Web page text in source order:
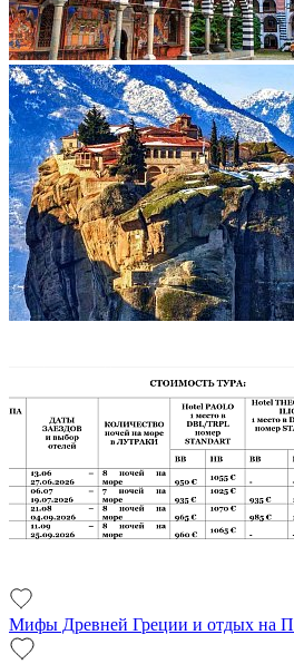
Мифы Древней Греции и отдых на